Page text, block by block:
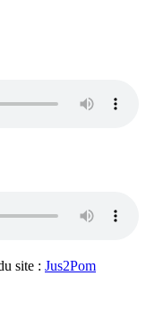
site : Jus2Pom